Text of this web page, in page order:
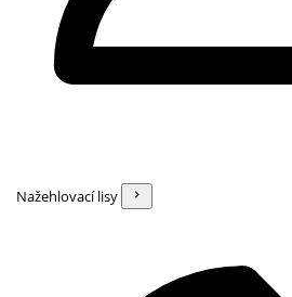
Nažehlovací lisy